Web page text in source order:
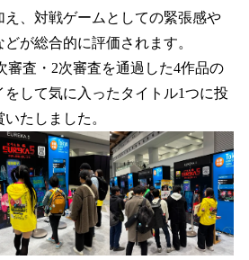
え、対戦ゲームとしての緊張感や
が総合的に評価されます。
審査・2次審査を通過した4作品の
して気に入ったタイトル1つに投
たしました。